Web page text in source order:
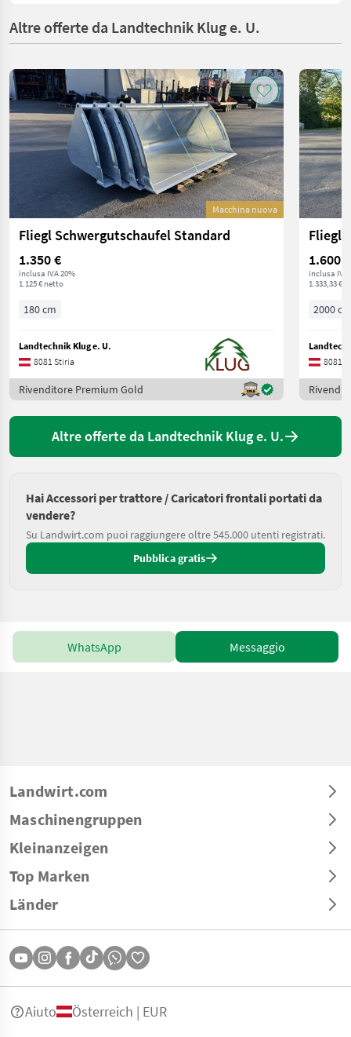
Altre offerte da Landtechnik Klug e. U.
Macchina nuova
Fliegl Schwergutschaufel Standard
1.350 €
inclusa IVA 20%
1.125 € netto
180 cm
Landtechnik Klug e. U.
8081 Stiria
Rivenditore Premium Gold
Fliegl
1.600 €
inclusa IVA
1.333,33 €
2000 cm
8081
Altre offerte da Landtechnik Klug e. U.
Hai Accessori per trattore / Caricatori frontali portati da
vendere?
Su Landwirt.com puoi raggiungere oltre 545.000 utenti registrati.
Pubblica gratis
WhatsApp Messaggio
Landwirt.com
Maschinengruppen
Kleinanzeigen
Top Marken
Länder
Aiuto Österreich | EUR